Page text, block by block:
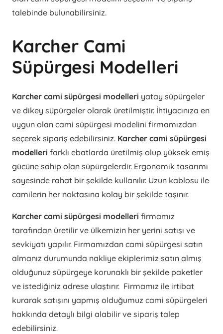
talebinde bulunabilirsiniz.
Karcher Cami
Süpürgesi Modelleri
Karcher cami süpürgesi modelleri yatay süpürgeler
ve dikey süpürgeler olarak üretilmiştir. İhtiyacınıza en
uygun olan cami süpürgesi modelini firmamızdan
seçerek sipariş edebilirsiniz. Karcher cami süpürgesi
modelleri farklı ebatlarda üretilmiş olup yüksek emiş
gücüne sahip olan süpürgelerdir. Ergonomik tasarımı
sayesinde rahat bir şekilde kullanılır. Uzun kablosu ile
camilerin her noktasına kolay bir şekilde taşınır.
Karcher cami süpürgesi modelleri firmamız
tarafından üretilir ve ülkemizin her yerini satışı ve
sevkiyatı yapılır. Firmamızdan cami süpürgesi satın
almanız durumunda nakliye ekiplerimiz satın almış
olduğunuz süpürgeye korunaklı bir şekilde paketler
ve istediğiniz adrese ulaştırır. Firmamız ile irtibat
kurarak satışını yapmış olduğumuz cami süpürgeleri
hakkında detaylı bilgi alabilir ve sipariş talep
edebilirsiniz.